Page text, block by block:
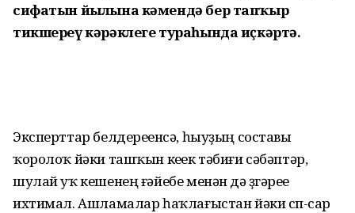
сифатын йылына кәмендә бер тапҡыр
тикшереү кәрәклеге тураһында иҫкәртә.
Эксперттар белдереүенсә, һыуҙың составы
ҡоролоҡ йәки ташҡын кеүек тәбиғи сәбәптәр,
шулай уҡ кешенең ғәйебе менән дә үҙгәреүе
ихтимал. Ашламалар һаҡлағыстан йәки сүп-сар